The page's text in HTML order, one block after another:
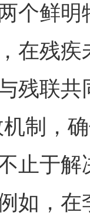
鲜明
在残
残联共
制，
止于
如，